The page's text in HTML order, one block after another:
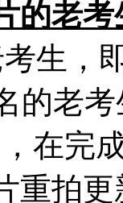
的老考
生，
的老
在完
重拍